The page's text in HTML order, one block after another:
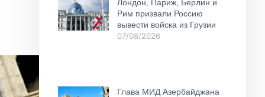
Лондон, Париж, Берлин и
Рим призвали Россию
вывести войска из Грузии
07/08/2026
Глава МИД Азербайджана